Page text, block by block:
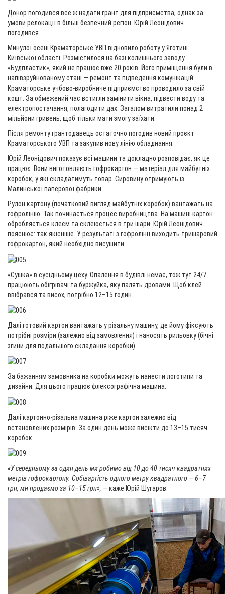
Донор погодився все ж надати грант для підприємства, однак за
умови релокації в більш безпечний регіон. Юрій Леонідович
погодився.
Минулої осені Краматорське УВП відновило роботу у Яготині
Київської області. Розмістилося на базі колишнього заводу
«Будпластик», який не працює вже 20 років. Його приміщення були в
напівзруйнованому стані — ремонт та підведення комунікацій
Краматорське учбово-виробниче підприємство проводило за свій
кошт. За обмежений час встигли замінити вікна, підвести воду та
електропостачання, полагодити дах. Загалом витратили понад 2
мільйони гривень, щоб тільки мати змогу заїхати.
Після ремонту грантодавець остаточно погодив новий проєкт
Краматорського УВП та закупив нову лінію обладнання.
Юрій Леонідович показує всі машини та докладно розповідає, як це
працює. Вони виготовляють гофрокартон — матеріал для майбутніх
коробок, у які складатимуть товар. Сировину отримують із
Малинської паперової фабрики.
Рулон картону (початковий вигляд майбутніх коробок) вантажать на
гофролінію. Так починається процес виробництва. На машині картон
обробляється клеєм та склеюється в три шари. Юрій Леонідович
пояснює: так якісніше. У результаті з гофролінії виходить тришаровий
гофрокартон, який необхідно висушити.
«Сушка» в сусідньому цеху. Опалення в будівлі немає, тож тут 24/7
працюють обігрівачі та буржуйка, яку палять дровами. Щоб клей
ввібрався та висох, потрібно 12–15 годин.
Далі готовий картон вантажать у різальну машину, де йому фіксують
потрібні розміри (залежно від замовлення) і наносять рильовку (бічні
згини для подальшого складання коробки).
За бажанням замовника на коробки можуть нанести логотипи та
дизайни. Для цього працює флексографічна машина.
Далі картонно-різальна машина ріже картон залежно від
встановлених розмірів. За один день може висікти до 13–15 тисяч
коробок.
«У середньому за один день ми робимо від 10 до 40 тисяч квадратних
метрів гофрокартону. Собівартість одного метру квадратного — 6–7
грн, ми продаємо за 10–15 грн», —каже Юрій Шугаров.